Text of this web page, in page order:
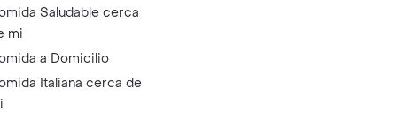
Saludable cerca
mi
a Domicilio
Italiana cerca de